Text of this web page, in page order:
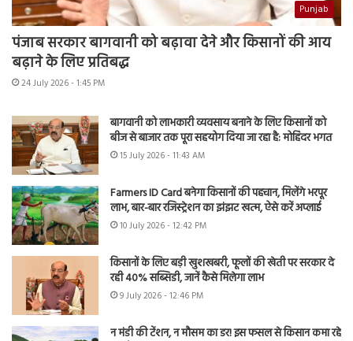
Punjab
पंजाब सरकार बागवानी को बढ़ावा देने और किसानों की आय
बढ़ाने के लिए प्रतिबद्ध
24 July 2026 - 1:45 PM
बागवानी को लाभकारी व्यवसाय बनाने के लिए किसानों को
बीज से बाजार तक पूरा सहयोग दिया जा रहा है: मोहिंदर भगत
15 July 2026 - 11:43 AM
Farmers ID Card बनेगा किसानों की पहचान, मिलेंगे भरपूर
लाभ, बार-बार रजिस्ट्रेशन का झंझट खत्म, ऐसे करें अप्लाई
10 July 2026 - 12:42 PM
किसानों के लिए बड़ी खुशखबरी, फूलों की खेती पर सरकार दे
रही 40% सब्सिडी, जानें कैसे मिलेगा लाभ
9 July 2026 - 12:46 PM
न मंडी की टेंशन, न मौसम का डर! इस फसल से किसान कमा रहे